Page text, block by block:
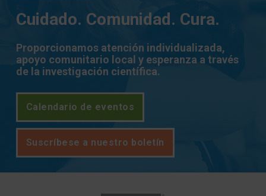
Cuidado. Comunidad. Cura.
Proporcionamos atención individualizada,
apoyo comunitario local y esperanza a través
de la investigación científica.
Calendario de eventos
Suscríbese a nuestro boletín